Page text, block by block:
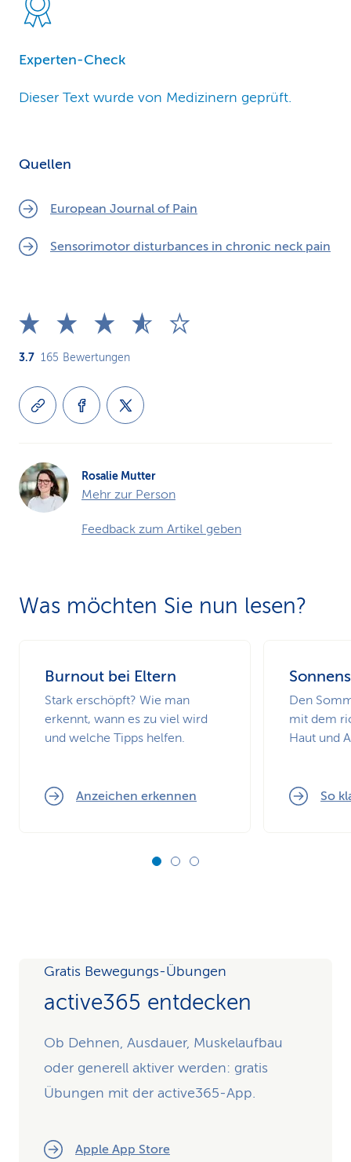
Experten-Check
Dieser Text wurde von Medizinern geprüft.
Quellen
European Journal of Pain
Sensorimotor disturbances in chronic neck pain
3.7 165 Bewertungen
Rosalie Mutter
Mehr zur Person
Feedback zum Artikel geben
Was möchten Sie nun lesen?
Burnout bei Eltern
Stark erschöpft? Wie man
erkennt, wann es zu viel wird
und welche Tipps helfen.
Anzeichen erkennen
Den
mit dem
Haut und
So
Gratis Bewegungs-Übungen
active365 entdecken
Ob Dehnen, Ausdauer, Muskelaufbau
oder generell aktiver werden: gratis
Übungen mit der active365-App.
Apple App Store